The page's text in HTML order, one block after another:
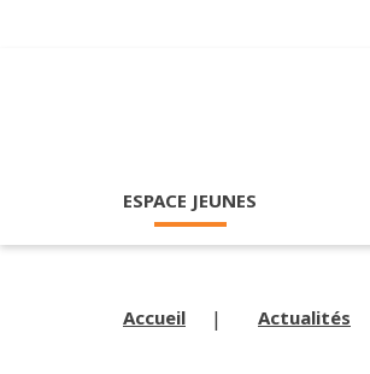
ESPACE JEUNES
Accueil Actualités